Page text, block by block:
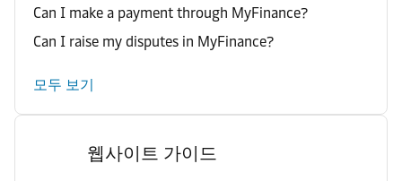
Can I make a payment through MyFinance?
Can I raise my disputes in MyFinance?
모두 보기
웹사이트 가이드